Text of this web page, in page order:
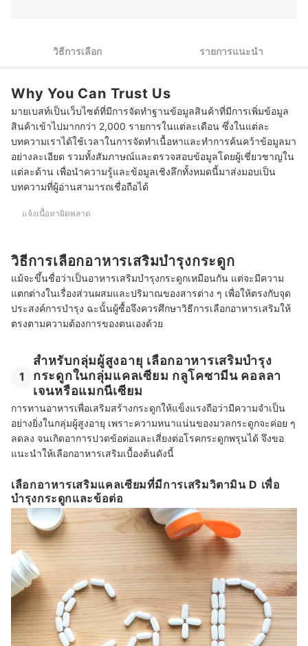
4
10 อาหารเสริมบำรุงกระดูก ยี่ห้อไหนดี บำรุงข้อเข่า กระดูก
วิธีการเลือก รายการแนะนำ
Why You Can Trust Us
มายเบสท์เป็นเว็บไซต์ที่มีการจัดทำฐานข้อมูลสินค้าที่มีการเพิ่มข้อมูล
สินค้าเข้าไปมากกว่า 2,000 รายการในแต่ละเดือน ซึ่งในแต่ละ
บทความเราได้ใช้เวลาในการจัดทำเนื้อหาและทำการค้นคว้าข้อมูลมา
อย่างละเอียด รวมทั้งสัมภาษณ์และตรวจสอบข้อมูลโดยผู้เชี่ยวชาญใน
แต่ละด้าน เพื่อนำความรู้และข้อมูลเชิงลึกทั้งหมดนี้มาส่งมอบเป็น
บทความที่ผู้อ่านสามารถเชื่อถือได้
แจ้งเนื้อหาผิดพลาด
วิธีการเลือกอาหารเสริมบำรุงกระดูก
แม้จะขึ้นชื่อว่าเป็นอาหารเสริมบำรุงกระดูกเหมือนกัน แต่จะมีความ
แตกต่างในเรื่องส่วนผสมและปริมาณของสารต่าง ๆ เพื่อให้ตรงกับจุด
ประสงค์การบำรุง ฉะนั้นผู้ซื้อจึงควรศึกษาวิธีการเลือกอาหารเสริมให้
ตรงตามความต้องการของตนเองด้วย
1
สำหรับกลุ่มผู้สูงอายุ เลือกอาหารเสริมบำรุง
กระดูกในกลุ่มแคลเซียม กลูโคซามีน คอลลา
เจนหรือแมกนีเซียม
การทานอาหารเพื่อเสริมสร้างกระดูกให้แข็งแรงถือว่ามีความจำเป็น
อย่างยิ่งในกลุ่มผู้สูงอายุ เพราะความหนาแน่นของมวลกระดูกจะค่อย ๆ
ลดลง จนเกิดอาการปวดข้อต่อและเสี่ยงต่อโรคกระดูกพรุนได้ จึงขอ
แนะนำให้เลือกอาหารเสริมเบื้องต้นดังนี้
เลือกอาหารเสริมแคลเซียมที่มีการเสริมวิตามิน D เพื่อ
บำรุงกระดูกและข้อต่อ